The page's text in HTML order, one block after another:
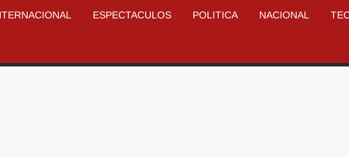
ESPECTACULOS POLITICA NACIONAL